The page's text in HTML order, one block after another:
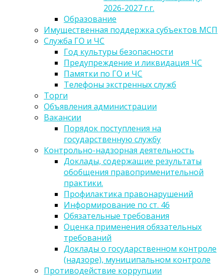
2026-2027 г.г.
Образование
Имущественная поддержка субъектов МСП
Служба ГО и ЧС
Год культуры безопасности
Предупреждение и ликвидация ЧС
Памятки по ГО и ЧС
Телефоны экстренных служб
Торги
Объявления администрации
Вакансии
Порядок поступления на
государственную службу
Контрольно-надзорная деятельность
Доклады, содержащие результаты
обобщения правоприменительной
практики.
Профилактика правонарушений
Информирование по ст. 46
Обязательные требования
Оценка применения обязательных
требований
Доклады о государственном контроле
(надзоре), муниципальном контроле
Противодействие коррупции